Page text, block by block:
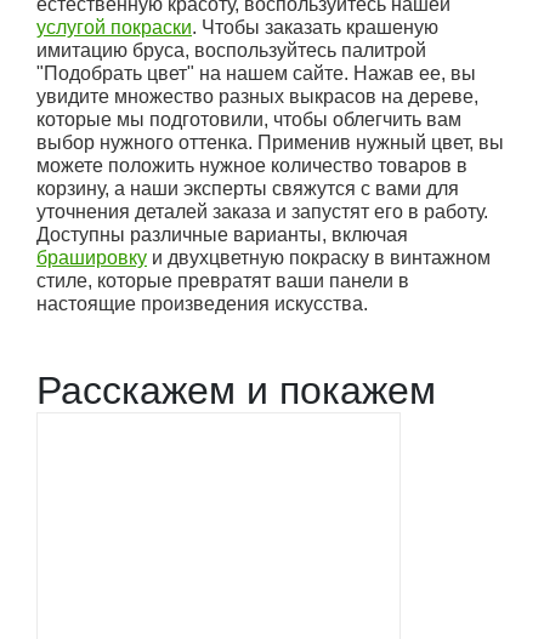
услугой покраски. Чтобы заказать крашеную
имитацию бруса, воспользуйтесь палитрой
"Подобрать цвет" на нашем сайте. Нажав ее, вы
увидите множество разных выкрасов на дереве,
которые мы подготовили, чтобы облегчить вам
выбор нужного оттенка. Применив нужный цвет, вы
можете положить нужное количество товаров в
корзину, а наши эксперты свяжутся с вами для
уточнения деталей заказа и запустят его в работу.
Доступны различные варианты, включая
брашировку и двухцветную покраску в винтажном
стиле, которые превратят ваши панели в
настоящие произведения искусства.
Расскажем и покажем